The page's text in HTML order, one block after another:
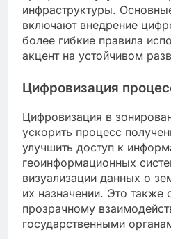
инфраструктуры.
включают внедрение
более гибкие правила
акцент на устойчивом
Цифровизация
Цифровизация в
ускорить процесс
улучшить доступ к
геоинформационных
визуализации данных о
их назначении. Это также
прозрачному
государственными